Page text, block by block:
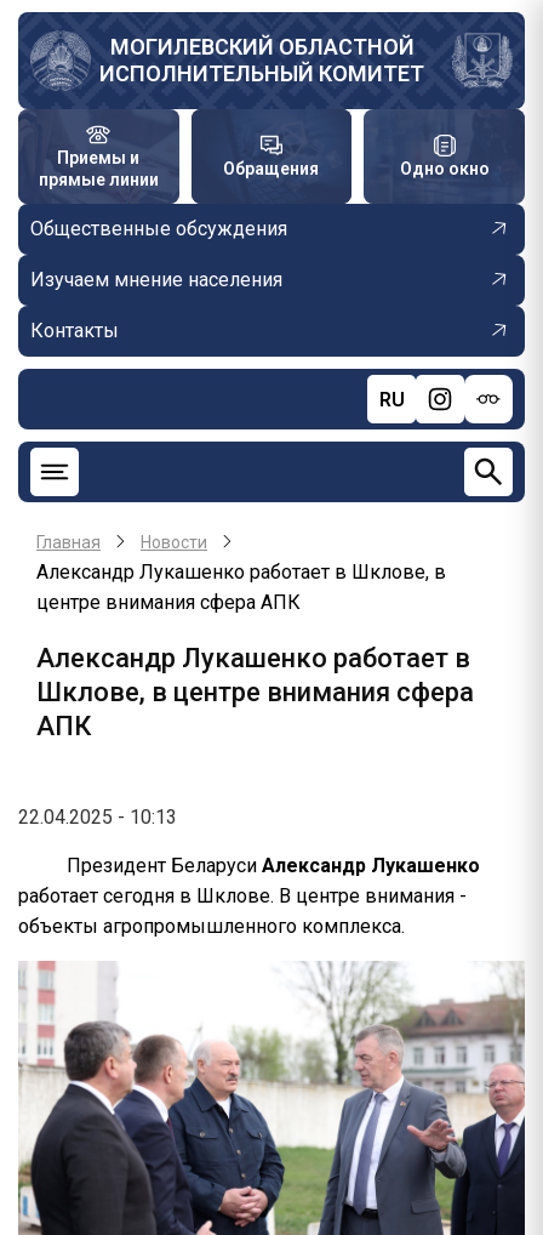
Перейти
основному
содержанию
МОГИЛЕВСКИЙ ОБЛАСТНОЙ
ИСПОЛНИТЕЛЬНЫЙ КОМИТЕТ
Приемы и
прямые линии
Обращения Одно окно
Общественные обсуждения
Изучаем мнение населения
Контакты
RU
Главная Новости
Александр Лукашенко работает в Шклове, в
центре внимания сфера АПК
Александр Лукашенко работает в
Шклове, в центре внимания сфера
АПК
22.04.2025 - 10:13
Президент Беларуси Александр Лукашенко
работает сегодня в Шклове. В центре внимания -
объекты агропромышленного комплекса.